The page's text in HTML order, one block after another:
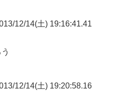
12/14(土) 19:16:41.41
12/14(土) 19:20:58.16